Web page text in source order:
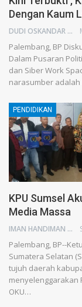
Dengan Kaum
DUDI OSKANDAR
Palembang, BP
Dalam Pusaran
dan Siber Work
narasumber adalah
PENDIDIKAN
KPU Sumsel
Media Massa
IMAN HANDIMAN
Palembang, BP--
Sumatera Selatan
tujuh daerah
menyelenggarakan
OKU…